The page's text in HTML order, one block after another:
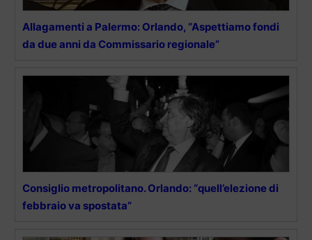
Allagamenti a Palermo: Orlando, “Aspettiamo fondi
da due anni da Commissario regionale”
Consiglio metropolitano. Orlando: “quell’elezione di
febbraio va spostata”